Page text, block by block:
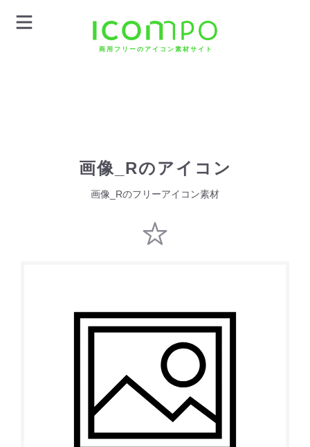
商用フリーのアイコン素材サイト
画像_Rのアイコン
画像_Rのフリーアイコン素材